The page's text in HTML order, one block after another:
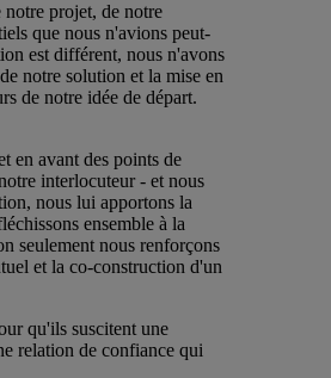
notre projet, de notre
que nous n'avions peut-
est différent, nous n'avons
notre solution et la mise en
de notre idée de départ.
en avant des points de
interlocuteur - et nous
nous lui apportons la
ensemble à la
seulement nous renforçons
et la co-construction d'un
qu'ils suscitent une
relation de confiance qui